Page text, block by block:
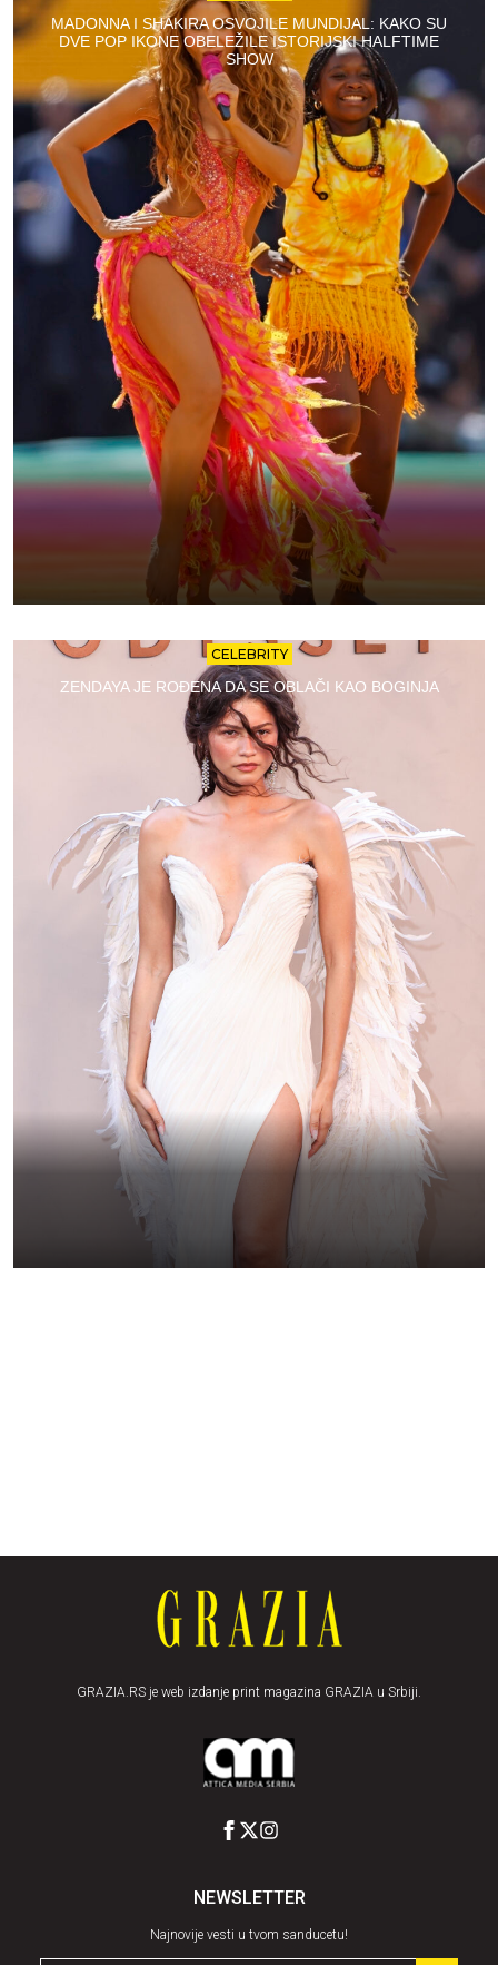
MADONNA I SHAKIRA OSVOJILE MUNDIJAL: KAKO SU
DVE POP IKONE OBELEŽILE ISTORIJSKI HALFTIME
SHOW
CELEBRITY
ZENDAYA JE ROĐENA DA SE OBLAČI KAO BOGINJA
GRAZIA.RS je web izdanje print magazina GRAZIA u Srbiji.
NEWSLETTER
Najnovije vesti u tvom sanducetu!